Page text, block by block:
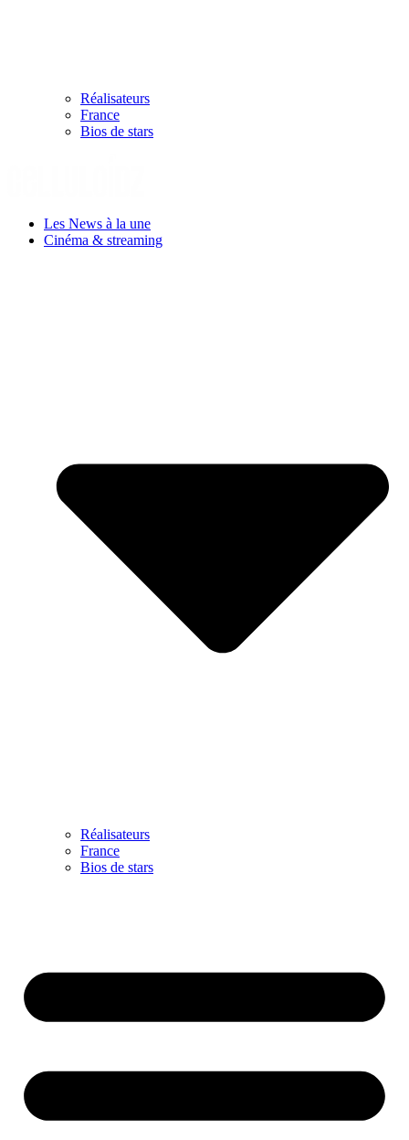
Réalisateurs
France
Bios de stars
Les News à la une
Cinéma & streaming
Réalisateurs
France
Bios de stars